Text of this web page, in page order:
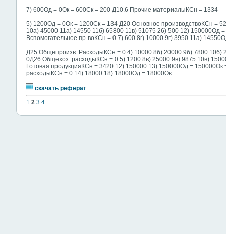
7) 600Од = 0Ок = 600Ск = 200 Д10.6 Прочие материалыКСн = 1334
5) 1200Од = 0Ок = 1200Ск = 134 Д20 Основное производствоКСн =
10а) 45000 11а) 14550 11б) 65800 11в) 51075 26) 500 12) 150000Од
Вспомогательное пр-воКСн = 0 7) 600 8г) 10000 9г) 3950 11а)
Д25 Общепроизв. РасходыКСн = 0 4) 10000 8б) 20000 9б) 7800 10б)
0Д26 Общехоз. расходыКСн = 0 5) 1200 8в) 25000 9в) 9875 10в)
Готовая продукцияКСн = 3420 12) 150000 13) 150000Од =
расходыКСн = 0 14) 18000 18) 18000Од = 18000Ок
скачать реферат
1 2 3 4